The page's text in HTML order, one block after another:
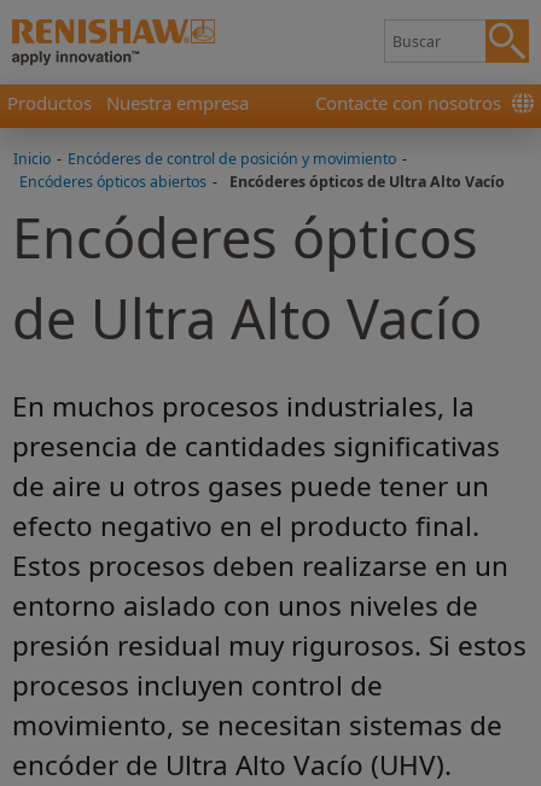
Productos Nuestra empresa Contacte con nosotros
Inicio - Encóderes de control de posición y movimiento -
Encóderes ópticos abiertos - Encóderes ópticos de Ultra Alto Vacío
Encóderes ópticos
de Ultra Alto Vacío
En muchos procesos industriales, la
presencia de cantidades significativas
de aire u otros gases puede tener un
efecto negativo en el producto final.
Estos procesos deben realizarse en un
entorno aislado con unos niveles de
presión residual muy rigurosos. Si estos
procesos incluyen control de
movimiento, se necesitan sistemas de
encóder de Ultra Alto Vacío (UHV).